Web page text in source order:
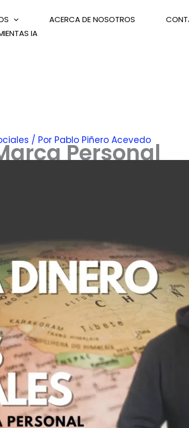
ACERCA DE NOSOTROS
IA
/ Por Pablo Piñero Acevedo
Personal